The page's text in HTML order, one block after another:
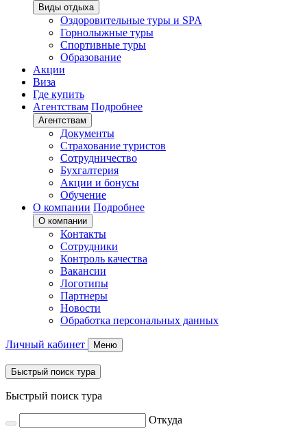
Виды отдыха
Оздоровительные туры и SPA
Горнолыжные туры
Спортивные туры
Образование
Акции
Виза
Где купить
Агентствам Подробнее
Агентствам
Документы
Страхование туристов
Сотрудничество
Бухгалтерия
Акции и бонусы
Обучение
О компании Подробнее
О компании
Контакты
Сотрудники
Контроль качества
Вакансии
Логотипы
Партнеры
Новости
Обработка персональных данных
Личный кабинет Меню
Быстрый поиск тура
Быстрый поиск тура
Откуда